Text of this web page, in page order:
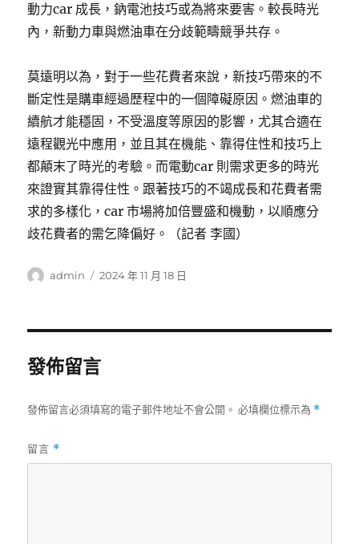
動力car 成長，鈉電池技巧或為將來要害。較長時光
內，新動力車與燃油車在分歧範疇競爭共存。
莫遠明以為，對于一些花費者來說，新技巧帶來的不
斷定性是購車經過歷程中的一個障礙原因。燃油車的
續航才能穩固，不受溫度等原因的影響，尤其合適在
遠程觀光中應用，並且其在機能、靠得住性和技巧上
都顛末了時光的考驗。而電動car 則需求更多的時光
來證實其靠得住性。跟著技巧的不竭成長和花費者需
求的多樣化，car 市場將加倍豐盛和機動，以順應分
歧花費者的需乞降偏好。（記者 李國）
作
admin
發
2024 年 11 月 18 日
發佈留言
發佈留言必須填寫的電子郵件地址不會公開。 必填欄位標示為 *
留言 *